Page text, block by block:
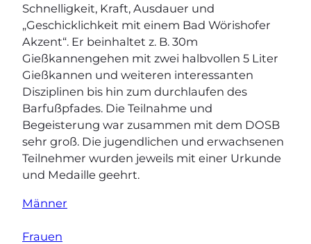
Schnelligkeit, Kraft, Ausdauer und
„Geschicklichkeit mit einem Bad Wörishofer
Akzent“. Er beinhaltet z. B. 30m
Gießkannengehen mit zwei halbvollen 5 Liter
Gießkannen und weiteren interessanten
Disziplinen bis hin zum durchlaufen des
Barfußpfades. Die Teilnahme und
Begeisterung war zusammen mit dem DOSB
sehr groß. Die jugendlichen und erwachsenen
Teilnehmer wurden jeweils mit einer Urkunde
und Medaille geehrt.
Männer
Frauen